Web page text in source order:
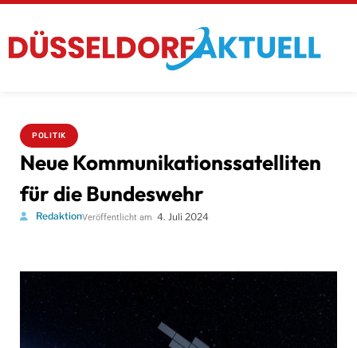
POLITIK
Neue Kommunikationssatelliten
für die Bundeswehr
RedaktionVeröffentlicht am 4. Juli 2024